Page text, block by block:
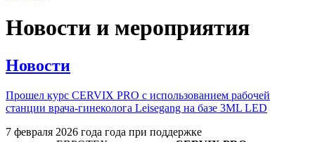
Новости и мероприятия
Новости
Прошел курс CERVIX PRO с использованием рабочей
станции врача-гинеколога Leisegang на базе 3ML LED
7 февраля 2026 года года при поддержке